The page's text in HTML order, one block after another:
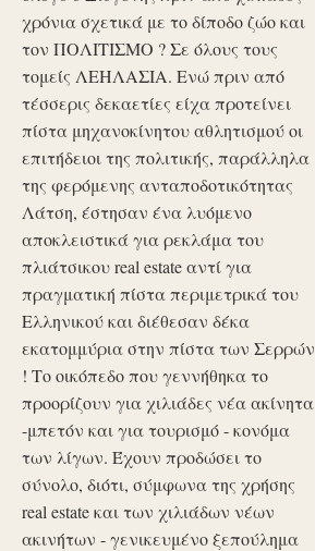
χρόνια σχετικά με το δίποδο ζώο και
τον ΠΟΛΙΤΙΣΜΟ ? Σε όλους τους
τομείς ΛΕΗΛΑΣΙΑ. Ενώ πριν από
τέσσερις δεκαετίες είχα προτείνει
πίστα μηχανοκίνητου αθλητισμού οι
επιτήδειοι της πολιτικής, παράλληλα
της φερόμενης ανταποδοτικότητας
Λάτση, έστησαν ένα λυόμενο
αποκλειστικά για ρεκλάμα του
πλιάτσικου real estate αντί για
πραγματική πίστα περιμετρικά του
Ελληνικού και διέθεσαν δέκα
εκατομμύρια στην πίστα των Σερρών
! Το οικόπεδο που γεννήθηκα το
προορίζουν για χιλιάδες νέα ακίνητα
-μπετόν και για τουρισμό - κονόμα
των λίγων. Έχουν προδώσει το
σύνολο, διότι, σύμφωνα της χρήσης
real estate και των χιλιάδων νέων
ακινήτων - γενικευμένο ξεπούλημα